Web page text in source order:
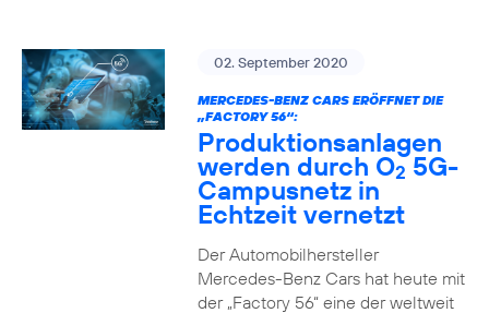
02. September 2020
MERCEDES-BENZ CARS ERÖFFNET DIE
„FACTORY 56“:
Produktionsanlagen
werden durch O25G-
Campusnetz in
Echtzeit vernetzt
Der Automobilhersteller
Mercedes-Benz Cars hat heute mit
der „Factory 56“ eine der weltweit